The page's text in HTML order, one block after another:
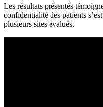
Les résultats présentés
confidentialité des patients
plusieurs sites évalués.